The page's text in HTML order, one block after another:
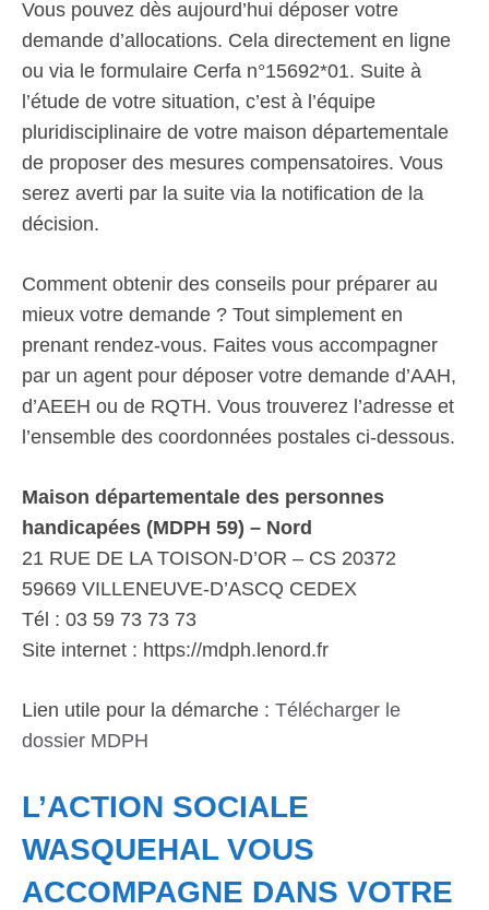
Vous pouvez dès aujourd’hui déposer votre
demande d’allocations. Cela directement en ligne
ou via le formulaire Cerfa n°15692*01. Suite à
l’étude de votre situation, c’est à l’équipe
pluridisciplinaire de votre maison départementale
de proposer des mesures compensatoires. Vous
serez averti par la suite via la notification de la
décision.
Comment obtenir des conseils pour préparer au
mieux votre demande ? Tout simplement en
prenant rendez-vous. Faites vous accompagner
par un agent pour déposer votre demande d’AAH,
d’AEEH ou de RQTH. Vous trouverez l’adresse et
l’ensemble des coordonnées postales ci-dessous.
Maison départementale des personnes
handicapées (MDPH 59) – Nord
21 RUE DE LA TOISON-D’OR – CS 20372
59669 VILLENEUVE-D’ASCQ CEDEX
Tél : 03 59 73 73 73
Site internet : https://mdph.lenord.fr
Lien utile pour la démarche : Télécharger le
dossier MDPH
L’ACTION SOCIALE
WASQUEHAL VOUS
ACCOMPAGNE DANS VOTRE